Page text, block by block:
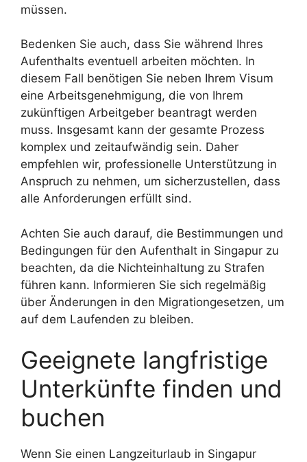
müssen.
Bedenken Sie auch, dass Sie während Ihres
Aufenthalts eventuell arbeiten möchten. In
diesem Fall benötigen Sie neben Ihrem Visum
eine Arbeitsgenehmigung, die von Ihrem
zukünftigen Arbeitgeber beantragt werden
muss. Insgesamt kann der gesamte Prozess
komplex und zeitaufwändig sein. Daher
empfehlen wir, professionelle Unterstützung in
Anspruch zu nehmen, um sicherzustellen, dass
alle Anforderungen erfüllt sind.
Achten Sie auch darauf, die Bestimmungen und
Bedingungen für den Aufenthalt in Singapur zu
beachten, da die Nichteinhaltung zu Strafen
führen kann. Informieren Sie sich regelmäßig
über Änderungen in den Migrationgesetzen, um
auf dem Laufenden zu bleiben.
Geeignete langfristige
Unterkünfte finden und
buchen
Wenn Sie einen Langzeiturlaub in Singapur